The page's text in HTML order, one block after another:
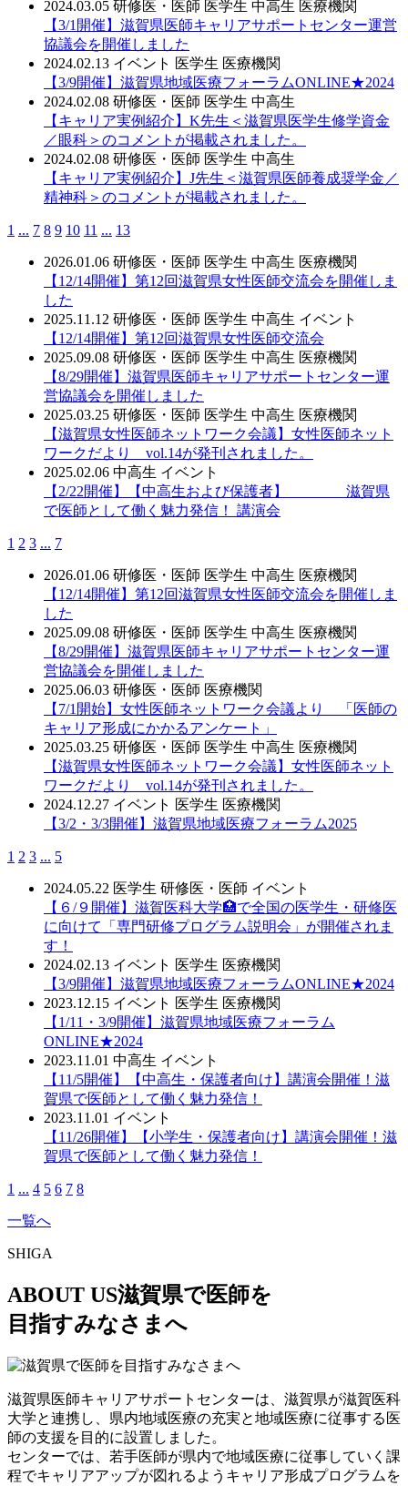
2024.03.05 研修医・医師 医学生 中高生 医療機関
【3/1開催】滋賀県医師キャリアサポートセンター運営
協議会を開催しました
2024.02.13 イベント 医学生 医療機関
【3/9開催】滋賀県地域医療フォーラムONLINE★2024
2024.02.08 研修医・医師 医学生 中高生
【キャリア実例紹介】K先生＜滋賀県医学生修学資金
／眼科＞のコメントが掲載されました。
2024.02.08 研修医・医師 医学生 中高生
【キャリア実例紹介】J先生＜滋賀県医師養成奨学金／
精神科＞のコメントが掲載されました。
1 ... 7 8 9 10 11 ... 13
2026.01.06 研修医・医師 医学生 中高生 医療機関
【12/14開催】第12回滋賀県女性医師交流会を開催しま
した
2025.11.12 研修医・医師 医学生 中高生 イベント
【12/14開催】第12回滋賀県女性医師交流会
2025.09.08 研修医・医師 医学生 中高生 医療機関
【8/29開催】滋賀県医師キャリアサポートセンター運
営協議会を開催しました
2025.03.25 研修医・医師 医学生 中高生 医療機関
【滋賀県女性医師ネットワーク会議】女性医師ネット
ワークだより vol.14が発刊されました。
2025.02.06 中高生 イベント
【2/22開催】【中高生および保護者】 滋賀県
で医師として働く魅力発信！ 講演会
1 2 3 ... 7
2026.01.06 研修医・医師 医学生 中高生 医療機関
【12/14開催】第12回滋賀県女性医師交流会を開催しま
した
2025.09.08 研修医・医師 医学生 中高生 医療機関
【8/29開催】滋賀県医師キャリアサポートセンター運
営協議会を開催しました
2025.06.03 研修医・医師 医療機関
【7/1開始】女性医師ネットワーク会議より 「医師の
キャリア形成にかかるアンケート」
2025.03.25 研修医・医師 医学生 中高生 医療機関
【滋賀県女性医師ネットワーク会議】女性医師ネット
ワークだより vol.14が発刊されました。
2024.12.27 イベント 医学生 医療機関
【3/2・3/3開催】滋賀県地域医療フォーラム2025
1 2 3 ... 5
2024.05.22 医学生 研修医・医師 イベント
【６/９開催】滋賀医科大学🏥で全国の医学生・研修医
に向けて「専門研修プログラム説明会」が開催されま
す！
2024.02.13 イベント 医学生 医療機関
【3/9開催】滋賀県地域医療フォーラムONLINE★2024
2023.12.15 イベント 医学生 医療機関
【1/11・3/9開催】滋賀県地域医療フォーラム
ONLINE★2024
2023.11.01 中高生 イベント
【11/5開催】【中高生・保護者向け】講演会開催！滋
賀県で医師として働く魅力発信！
2023.11.01 イベント
【11/26開催】【小学生・保護者向け】講演会開催！滋
賀県で医師として働く魅力発信！
1 ... 4 5 6 7 8
一覧へ
SHIGA
ABOUT US滋賀県で医師を
目指すみなさまへ
滋賀県医師キャリアサポートセンターは、滋賀県が滋賀医科
大学と連携し、県内地域医療の充実と地域医療に従事する医
師の支援を目的に設置しました。
センターでは、若手医師が県内で地域医療に従事していく課
程でキャリアアップが図れるようキャリア形成プログラムを